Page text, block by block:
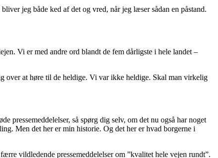
jeg både ked af det og vred, når jeg læser sådan en påstand.
Vi er med andre ord blandt de fem dårligste i hele landet –
over at høre til de heldige. Vi var ikke heldige. Skal man virkelig
pressemeddelelser, så spørg dig selv, om det nu også har noget
Men det her er min historie. Og det her er hvad borgerne i
vildledende pressemeddelelser om ”kvalitet hele vejen rundt”.